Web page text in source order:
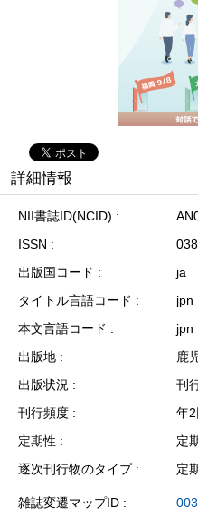
詳細情報
NII書誌ID(NCID)
ISSN
出版国コード
ja
タイトル言語コード
jpn
本文言語コード
jpn
出版地
鹿
出版状況
刊
刊行頻度
年
定期性
定
逐次刊行物のタイプ
定
雑誌変遷マップID